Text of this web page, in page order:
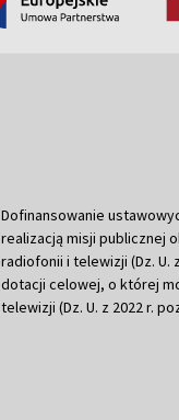
Dofinansowanie
realizacją misji publicznej
radiofonii i telewizji (Dz. U.
dotacji celowej, o której
telewizji (Dz. U. z 2022 r.